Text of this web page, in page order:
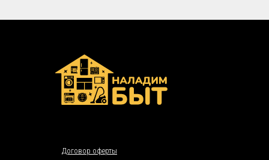
Договор оферты